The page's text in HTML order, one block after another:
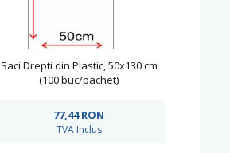
Saci Drepti din Plastic, 50x130 cm
(100 buc/pachet)
77,44RON
TVA Inclus